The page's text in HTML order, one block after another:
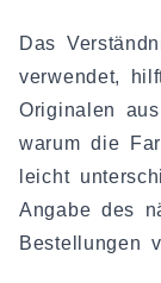
Das
verwendet,
Originalen
warum die
leicht
Angabe des
Bestellungen